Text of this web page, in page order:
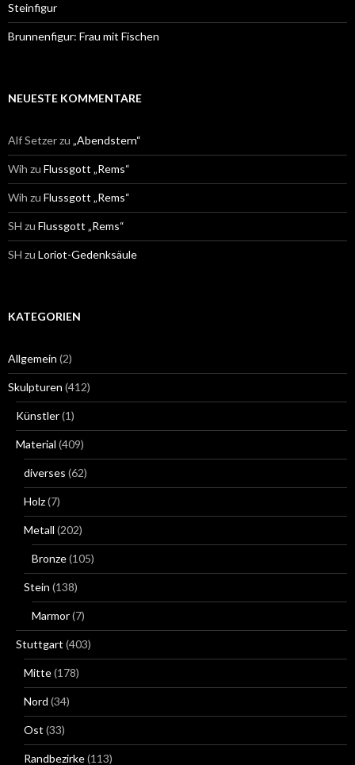
Steinfigur
Brunnenfigur: Frau mit Fischen
NEUESTE KOMMENTARE
Alf Setzerzu „Abendstern“
Wih zu Flussgott „Rems“
Wih zu Flussgott „Rems“
SH zu Flussgott „Rems“
SH zu Loriot-Gedenksäule
KATEGORIEN
Allgemein (2)
Skulpturen (412)
Künstler(1)
Material (409)
diverses (62)
Holz(7)
Metall (202)
Bronze(105)
Stein (138)
Marmor(7)
Stuttgart (403)
Mitte(178)
Nord (34)
Ost (33)
Randbezirke(113)